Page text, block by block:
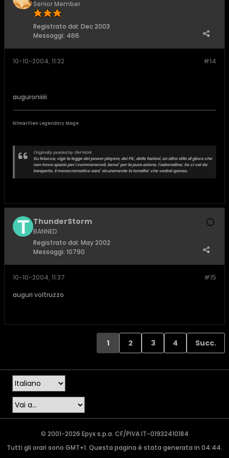
Senior Member
Registrato dal: Dec 2003
Messaggi: 466
#14
10-10-2004, 11:32
auguroniiiii
Silmarilien Legendary Mage
Originally posted by GM NioN
Su felucca, vige la legge dei power players, dei PK, delle fazioni, un altro stile di gioco che
non trova spazio per i commenevoli, bensi' per la pura azione, l'adrenalina; Se ci vai da
inesperto, il monocromatico sara' sicuramente la tonalita' che vedrai spesso.
ThunderStorm
BANNED
Registrato dal: May 2002
Messaggi: 10790
#15
10-10-2004, 11:37
auguri voltruzzo
1 2 3 4 Succ.
© 2001-2026 Epyx s.p.a. CF/PIVA IT-01932410184
Tutti gli orari sono GMT+1. Questa pagina è stata generata in 04:44.